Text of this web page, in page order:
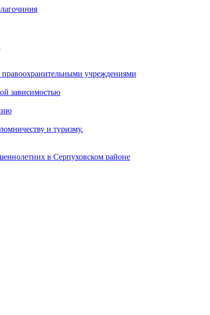
учреждениями
зависимостью
и туризму.
в Серпуховском районе